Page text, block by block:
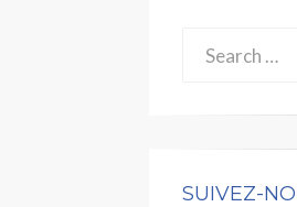
SUIVEZ-